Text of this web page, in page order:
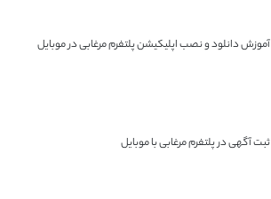
آموزش دانلود و نصب اپلیکیشن پلتفرم مرغابی در موبایل
ثبت آگهی در پلتفرم مرغابی با موبایل